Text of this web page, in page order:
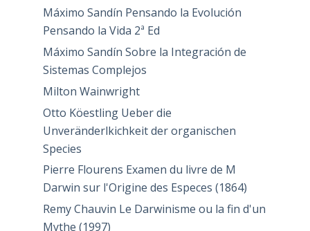
Máximo Sandín Pensando la Evolución
Pensando la Vida 2ª Ed
Máximo Sandín Sobre la Integración de
Sistemas Complejos
Milton Wainwright
Otto Köestling Ueber die
Unveränderlkichkeit der organischen
Species
Pierre Flourens Examen du livre de M
Darwin sur l'Origine des Especes (1864)
Remy Chauvin Le Darwinisme ou la fin d'un
Mythe (1997)